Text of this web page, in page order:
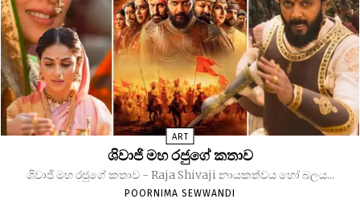
ART
ශිවාජි මහ රජුගේ කතාව
ශිවාජි මහ රජුගේ කතාව - Raja Shivaji නායකත්වය හෝ බලය...
POORNIMA SEWWANDI